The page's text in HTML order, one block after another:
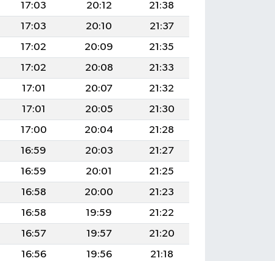
17:03 20:12
21:38
17:03 20:10
21:37
17:02 20:09
21:35
17:02 20:08
21:33
17:01 20:07
21:32
17:01 20:05
21:30
17:00 20:04
21:28
16:59 20:03
21:27
16:59 20:01
21:25
16:58 20:00
21:23
16:58 19:59
21:22
16:57 19:57
21:20
16:56 19:56
21:18